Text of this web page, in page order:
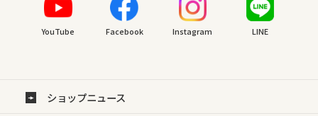
YouTube Facebook Instagram LINE
ショップニュース